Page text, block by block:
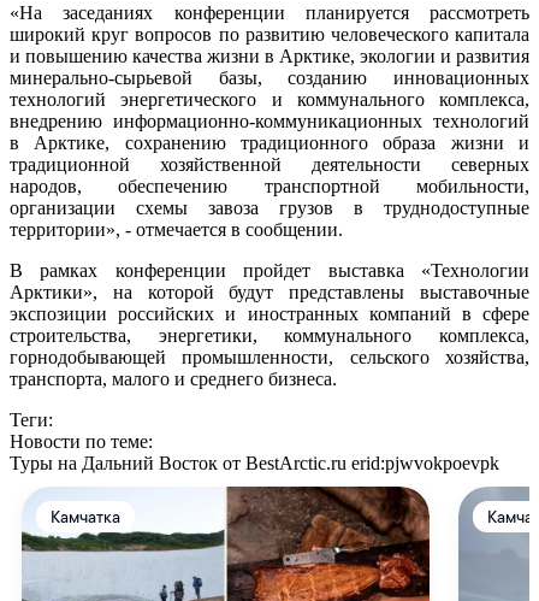
«На заседаниях конференции планируется рассмотреть
широкий круг вопросов по развитию человеческого капитала
и повышению качества жизни в Арктике, экологии и развития
минерально-сырьевой базы, созданию инновационных
технологий энергетического и коммунального комплекса,
внедрению информационно-коммуникационных технологий
в Арктике, сохранению традиционного образа жизни и
традиционной хозяйственной деятельности северных
народов, обеспечению транспортной мобильности,
организации схемы завоза грузов в труднодоступные
территории», - отмечается в сообщении.
В рамках конференции пройдет выставка «Технологии
Арктики», на которой будут представлены выставочные
экспозиции российских и иностранных компаний в сфере
строительства, энергетики, коммунального комплекса,
горнодобывающей промышленности, сельского хозяйства,
транспорта, малого и среднего бизнеса.
Теги:
Новости по теме:
Туры на Дальний Восток от BestArctic.ru erid:pjwvokpoevpk